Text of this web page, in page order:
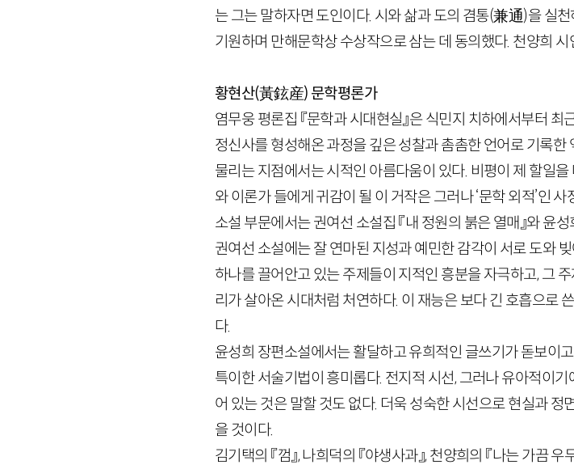
는 그는 말하자면 도인이다. 시와 삶과 도의 겸통(兼通)을 실
기원하며 만해문학상 수상작으로 삼는 데 동의했다. 천양희 시
황현산(黃鉉産) 문학평론가
염무웅 평론집 『문학과 시대현실』은 식민지 치하에서부터
정신사를 형성해온 과정을 깊은 성찰과 촘촘한 언어로 기록
물리는 지점에서는 시적인 아름다움이 있다. 비평이 제 할일
와 이론가 들에게 귀감이 될 이 거작은 그러나 ‘문학 외적’인
소설 부문에서는 권여선 소설집 『내 정원의 붉은 열매』와 윤
권여선 소설에는 잘 연마된 지성과 예민한 감각이 서로 도와
하나를 끌어안고 있는 주제들이 지적인 흥분을 자극하고, 그
리가 살아온 시대처럼 처연하다. 이 재능은 보다 긴 호흡으로
다.
윤성희 장편소설에서는 활달하고 유희적인 글쓰기가 돋보이
특이한 서술기법이 흥미롭다. 전지적 시선, 그러나 유아적이
어 있는 것은 말할 것도 없다. 더욱 성숙한 시선으로 현실과
을 것이다.
김기택의 『껌』, 나희덕의 『야생사과』, 천양희의 『나는 가끔